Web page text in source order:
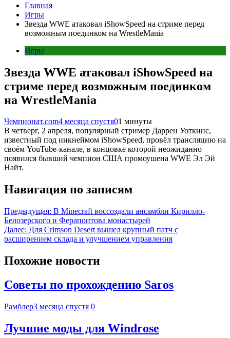
Главная
Игры
Звезда WWE атаковал iShowSpeed на стриме перед
возможным поединком на WrestleMania
Игры
Звезда WWE атаковал iShowSpeed на
стриме перед возможным поединком
на WrestleMania
Чемпионат.com4 месяца спустя01 минуты
В четверг, 2 апреля, популярный стример Даррен Уоткинс,
известный под никнеймом iShowSpeed, провёл трансляцию на
своём YouTube-канале, в концовке которой неожиданно
появился бывший чемпион США промоушена WWE Эл Эй
Найт.
Навигация по записям
Предыдущая: В Minecraft воссоздали ансамбли Кирилло-
Белозерского и Ферапонтова монастырей
Далее: Для Crimson Desert вышел крупный патч с
расширением склада и улучшением управления
Похожие новости
Советы по прохождению Saros
Рамблер3 месяца спустя 0
Лучшие моды для Windrose